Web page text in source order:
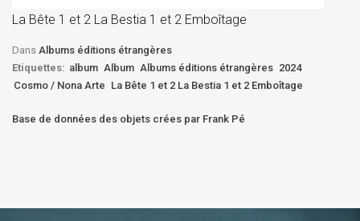
La Bête 1 et 2 La Bestia 1 et 2 Emboîtage
Dans Albums éditions étrangères
Etiquettes: album Album Albums éditions étrangères 2024
Cosmo / Nona Arte La Bête 1 et 2 La Bestia 1 et 2 Emboîtage
Base de données des objets crées par Frank Pé